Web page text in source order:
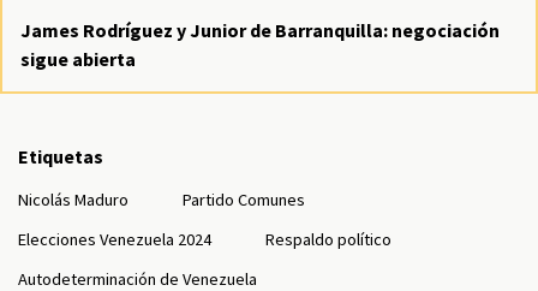
James Rodríguez y Junior de Barranquilla: negociación
sigue abierta
Etiquetas
Nicolás Maduro
Partido Comunes
Elecciones Venezuela 2024
Respaldo político
Autodeterminación de Venezuela